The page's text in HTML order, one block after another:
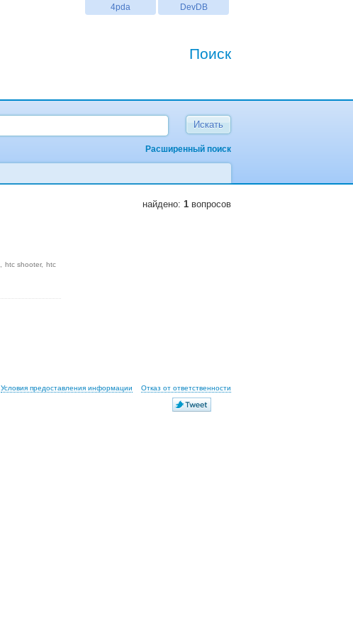
DevDB
4pda
Поиск
Расширенный поиск
найдено: 1 вопросов
htc shooter
htc
Условия предоставления информации Отказ от ответственности